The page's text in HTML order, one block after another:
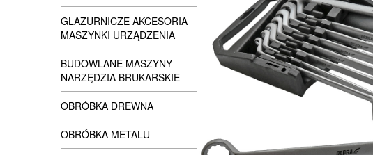
GLAZURNICZE AKCESORIA
MASZYNKI URZĄDZENIA
BUDOWLANE MASZYNY
NARZĘDZIA BRUKARSKIE
OBRÓBKA DREWNA
OBRÓBKA METALU